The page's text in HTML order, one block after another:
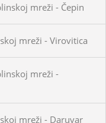
mreži - Čepin
mreži - Virovitica
mreži -
mreži - Daruvar